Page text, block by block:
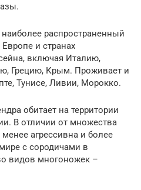
распространенный
и странах
включая Италию,
Грецию, Крым. Проживает и
Тунисе, Ливии, Морокко.
обитает на территории
В отличии от множества
агрессивна и более
с сородичами в
видов многоножек –